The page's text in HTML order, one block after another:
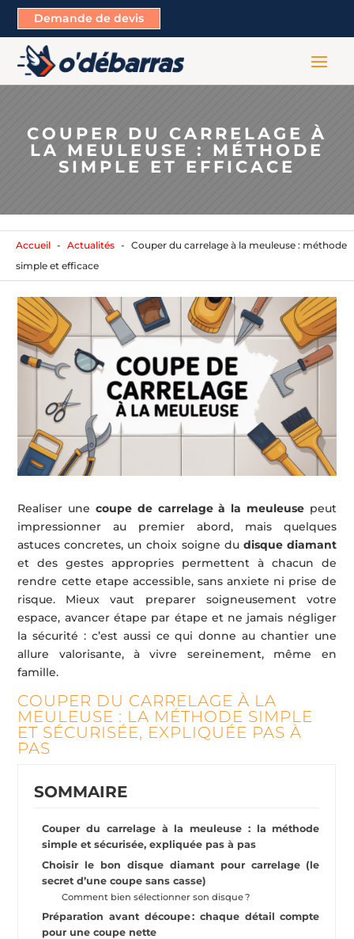
Demande de devis
COUPER DU CARRELAGE À
LA MEULEUSE : MÉTHODE
SIMPLE ET EFFICACE
Accueil Actualités
Couper du carrelage à la meuleuse : méthode
simple et efficace
Realis­er une coupe de carrelage à la meuleusepeut
impressionner au premier abord, mais quelques
astuces concretes, un choix soigne du disque diamant
et des gestes appropries permettent à chacun de
rendre cette etape accessible, sans anxiete ni prise de
risque. Mieux vaut preparer soigneusement votre
espace, avancer étape par étape et ne jamais négliger
la sécurité : c’est aussi ce qui donne au chantier une
allure valorisante, à vivre sereinement, même en
famille.
COUPER DU CARRELAGE À LA
MEULEUSE : LA MÉTHODE SIMPLE
ET SÉCURISÉE, EXPLIQUÉE PAS À
PAS
SOMMAIRE
Couper du carrelage à la meuleuse : la méthode
simple et sécurisée, expliquée pas à pas
Choisir le bon disque diamant pour carrelage (le
secret d’une coupe sans casse)
Comment bien sélectionner son disque ?
Préparation avant découpe : chaque détail compte
pour une coupe nette